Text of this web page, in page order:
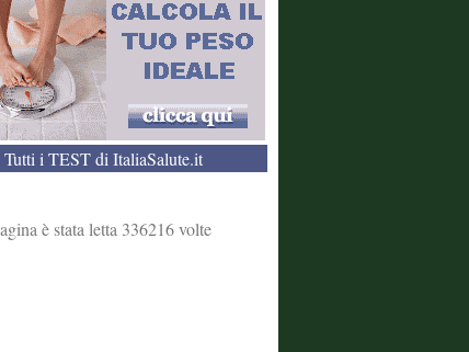
Tutti i TEST di ItaliaSalute.it
è stata letta 336216 volte